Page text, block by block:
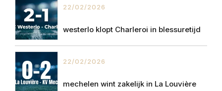
22/02/2026
westerlo klopt Charleroi in blessuretijd
22/02/2026
mechelen wint zakelijk in La Louvière